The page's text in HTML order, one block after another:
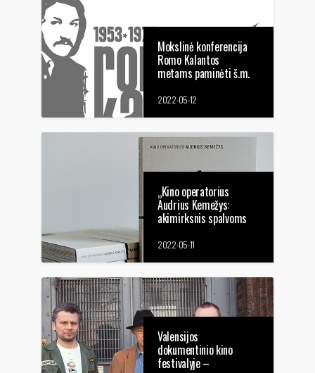
Mokslinė konferencija
Romo Kalantos
metams paminėti š.m.
2022-05-12
„Kino operatorius
Audrius Kemežys:
akimirksnis spalvoms
filmavimo aikštelės
šurmulys
2022-05-11
Valensijos
dokumentinio kino
festivalyje –